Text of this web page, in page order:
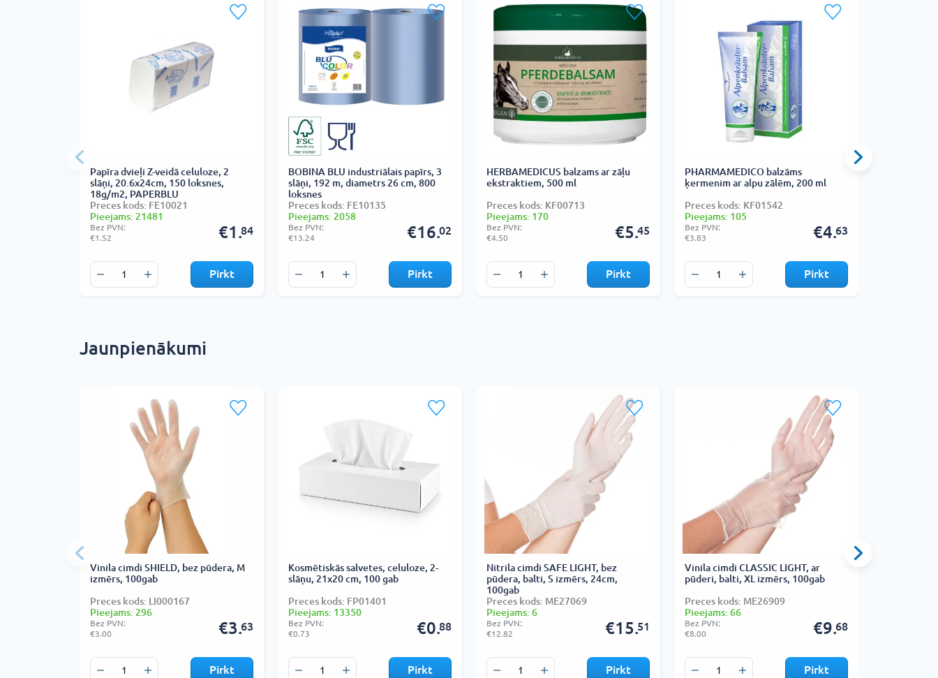
Papīra dvieļi Z-veidā celuloze, 2
slāņi, 20.6x24cm, 150 loksnes,
18g/m2, PAPERBLU
Preces kods: FE10021
Pieejams: 21481
Bez PVN:
€1.52
€1.84
Pirkt
BOBINA BLU industriālais papīrs, 3
slāņi, 192 m, diametrs 26 cm, 800
loksnes
Preces kods: FE10135
Pieejams: 2058
Bez PVN:
€13.24
€16.02
Pirkt
HERBAMEDICUS balzams ar zāļu
ekstraktiem, 500 ml
Preces kods: KF00713
Pieejams: 170
Bez PVN:
€4.50
€5.45
Pirkt
PHARMAMEDICO balzāms
ķermenim ar alpu zālēm, 200 ml
Preces kods: KF01542
Pieejams: 105
Bez PVN:
€3.83
€4.63
Pirkt
Jaunpienākumi
Vinila cimdi SHIELD, bez pūdera, M
izmērs, 100gab
Preces kods: LI000167
Pieejams: 296
Bez PVN:
€3.00
€3.63
Pirkt
Kosmētiskās salvetes, celuloze, 2-
slāņu, 21x20 cm, 100 gab
Preces kods: FP01401
Pieejams: 13350
Bez PVN:
€0.73
€0.88
Pirkt
Nitrila cimdi SAFE LIGHT, bez
pūdera, balti, S izmērs, 24cm,
100gab
Preces kods: ME27069
Pieejams: 6
Bez PVN:
€12.82
€15.51
Pirkt
Vinila cimdi CLASSIC LIGHT, ar
pūderi, balti, XL izmērs, 100gab
Preces kods: ME26909
Pieejams: 66
Bez PVN:
€8.00
€9.68
Pirkt